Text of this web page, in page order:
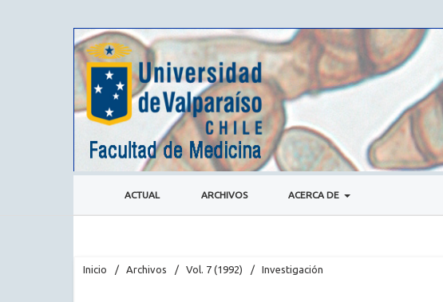
ACTUAL ARCHIVOS ACERCA DE
Inicio / Archivos / Vol. 7 (1992) / Investigación